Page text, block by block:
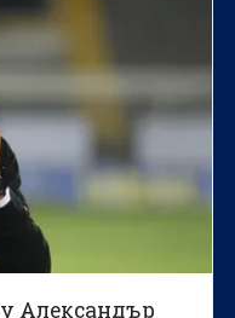
Александър